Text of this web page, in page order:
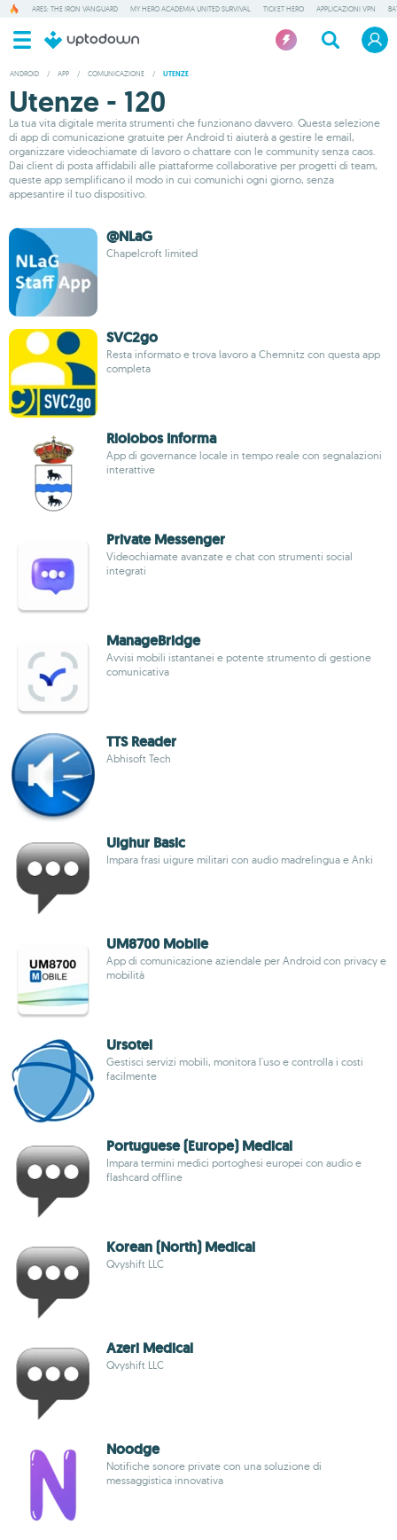
ARES: THE IRON VANGUARD MY HERO ACADEMIA UNITED SURVIVAL TICKET HERO APPLICAZIONI VPN
ANDROID / APP / COMUNICAZIONE / UTENZE
Utenze - 120
La tua vita digitale merita strumenti che funzionano davvero. Questa selezione
di app di comunicazione gratuite per Android ti aiuterà a gestire le email,
organizzare videochiamate di lavoro o chattare con le community senza caos.
Dai client di posta affidabili alle piattaforme collaborative per progetti di team,
queste app semplificano il modo in cui comunichi ogni giorno, senza
appesantire il tuo dispositivo.
@NLaG
Chapelcroft limited
SVC2go
Resta informato e trova lavoro a Chemnitz con questa app
completa
Riolobos Informa
App di governance locale in tempo reale con segnalazioni
interattive
Private Messenger
Videochiamate avanzate e chat con strumenti social
integrati
ManageBridge
Avvisi mobili istantanei e potente strumento di gestione
comunicativa
TTS Reader
Abhisoft Tech
Uighur Basic
Impara frasi uigure militari con audio madrelingua e Anki
UM8700 Mobile
App di comunicazione aziendale per Android con privacy e
mobilità
Ursotel
Gestisci servizi mobili, monitora l'uso e controlla i costi
facilmente
Portuguese (Europe) Medical
Impara termini medici portoghesi europei con audio e
flashcard offline
Korean (North) Medical
Qvyshift LLC
Azeri Medical
Qvyshift LLC
Noodge
Notifiche sonore private con una soluzione di
messaggistica innovativa